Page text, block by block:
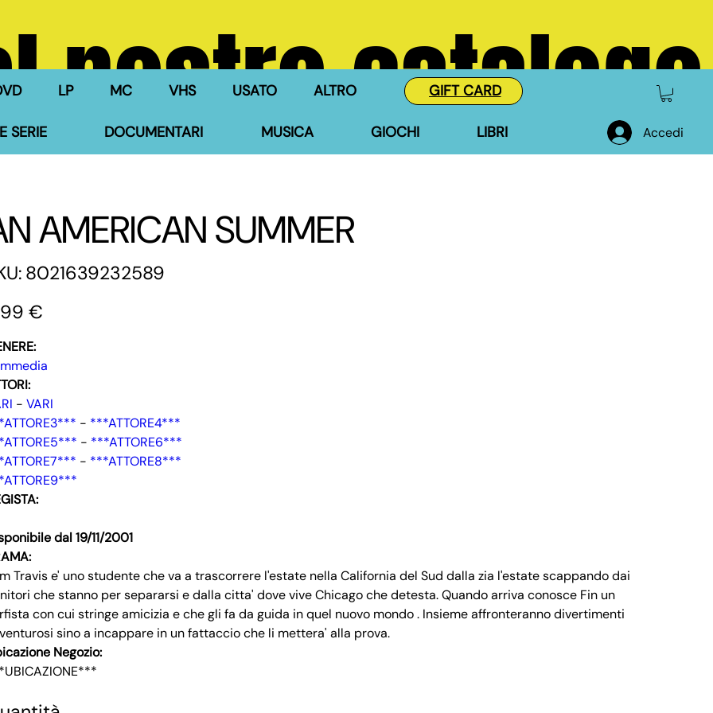
LP MC VHS USATO ALTRO
SERIE DOCUMENTARI MUSICA GIOCHI LIBRI
GIFT CARD
Accedi
nostro catalogo
AMERICAN SUMMER
SKU
8021639232589
8021639232589
€
-VARI
- ***ATTORE4***
- ***ATTORE6***
- ***ATTORE8***
dal 19/11/2001
Travis e' uno studente che va a trascorrere l'estate nella California del Sud dalla zia l'estate scappando dai
che stanno per separarsi e dalla citta' dove vive Chicago che detesta. Quando arriva conosce Fin un
con cui stringe amicizia e che gli fa da guida in quel nuovo mondo . Insieme affronteranno divertimenti
sino a incappare in un fattaccio che li mettera' alla prova.
Negozio: